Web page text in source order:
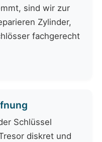
sind wir zur
Zylinder,
fachgerecht
Schlüssel
diskret und